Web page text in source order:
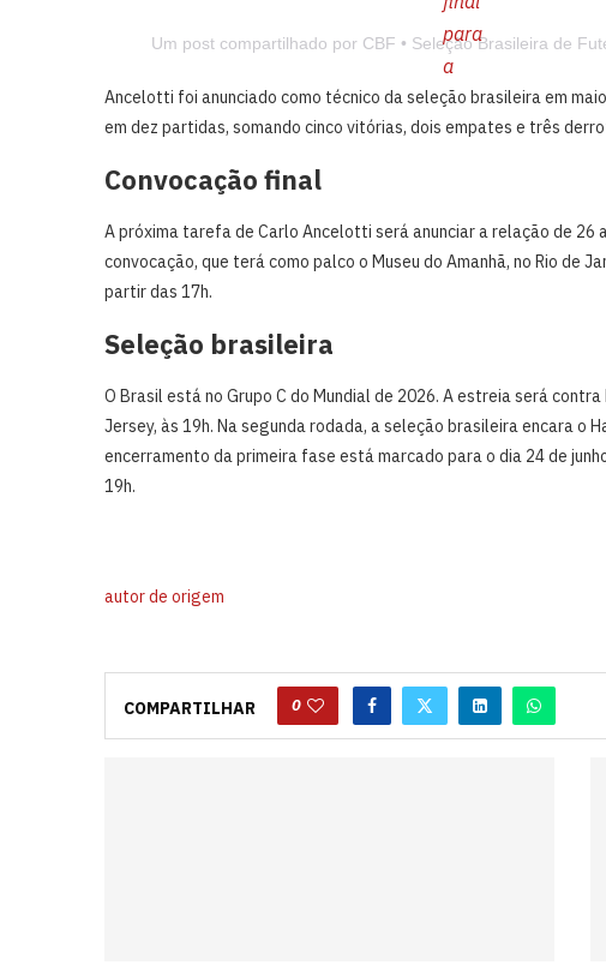
para
a
Copa
terá
Amanhã
como
jogo
de
despedida
Mundo.
Um post compartilhado por CBF • Seleção Brasileira de
Ancelotti foi anunciado como técnico da seleção brasileira em
em dez partidas, somando cinco vitórias, dois empates e três
Convocação final
A próxima tarefa de Carlo Ancelotti será anunciar a relação de
convocação, que terá como palco o Museu do Amanhã, no Rio de
partir das 17h.
Seleção brasileira
O Brasil está no Grupo C do Mundial de 2026. A estreia será
Jersey, às 19h. Na segunda rodada, a seleção brasileira encara o
encerramento da primeira fase está marcado para o dia 24 de
19h.
autor de origem
COMPARTILHAR 0